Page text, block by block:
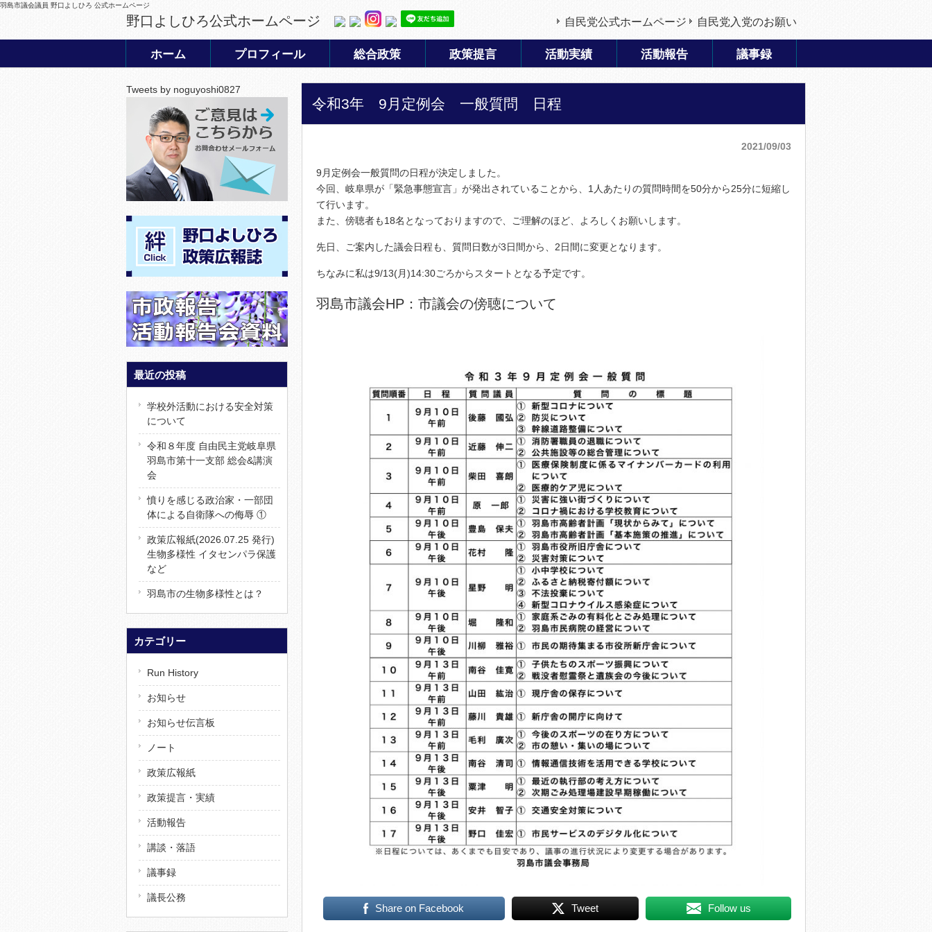
羽島市議会議員 野口よしひろ 公式ホームページ
野口よしひろ公式ホームページ 自民党公式ホームページ 自民党入党のお願い
ホーム プロフィール 総合政策 政策提言 活動実績 活動報告 議事録
令和3年 9月定例会 一般質問 日程
2021/09/03
9月定例会一般質問の日程が決定しました。
今回、岐阜県が「緊急事態宣言」が発出されていることから、1人あたりの質問時間を50分から25分に短縮し
て行います。
また、傍聴者も18名となっておりますので、ご理解のほど、よろしくお願いします。
先日、ご案内した議会日程も、質問日数が3日間から、2日間に変更となります。
ちなみに私は9/13(月)14:30ごろからスタートとなる予定です。
羽島市議会HP：市議会の傍聴について
Share on Facebook Tweet Follow us
Tweets by noguyoshi0827
最近の投稿
学校外活動における安全対策
について
令和８年度 自由民主党岐阜県
羽島市第十一支部 総会&講演
会
憤りを感じる政治家・一部団
体による自衛隊への侮辱 ①
政策広報紙(2026.07.25 発行)
生物多様性 イタセンパラ保護
など
羽島市の生物多様性とは？
カテゴリー
Run History
お知らせ
お知らせ伝言板
ノート
政策広報紙
政策提言・実績
活動報告
講談・落語
議事録
議長公務